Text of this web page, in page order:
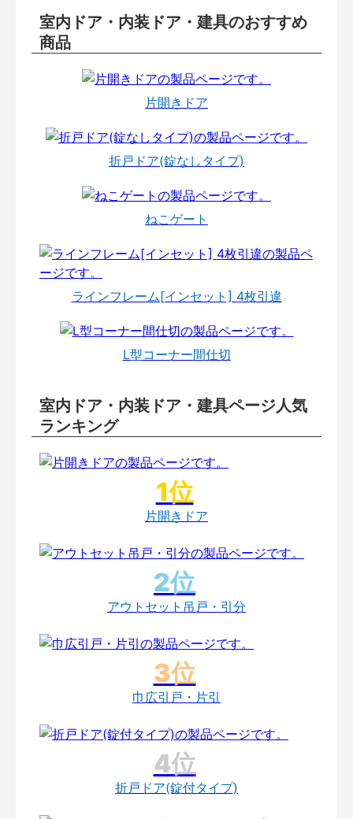
室内ドア・内装ドア・建具のおすすめ
商品
片開きドア
折戸ドア(錠なしタイプ)
ねこゲート
ラインフレーム[インセット] 4枚引違
L型コーナー間仕切
室内ドア・内装ドア・建具ページ人気
ランキング
片開きドア
アウトセット吊戸・引分
巾広引戸・片引
折戸ドア(錠付タイプ)